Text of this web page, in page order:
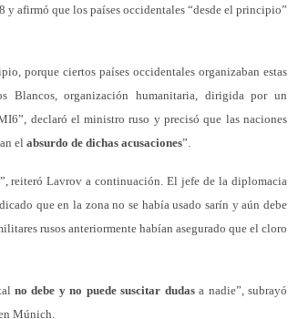
afirmó que los países occidentales “desde el principio”
porque ciertos países occidentales organizaban estas
Blancos, organización humanitaria, dirigida por un
declaró el ministro ruso y precisó que las naciones
el absurdo de dichas acusaciones”.
reiteró Lavrov a continuación. El jefe de la diplomacia
que en la zona no se había usado sarín y aún debe
rusos anteriormente habían asegurado que el cloro
no debe y no puede suscitar dudasa nadie”, subrayó
Múnich.